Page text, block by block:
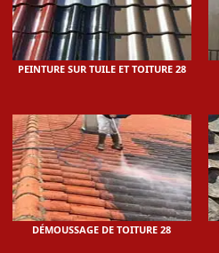
PEINTURE SUR TUILE ET TOITURE 28
DÉMOUSSAGE DE TOITURE 28